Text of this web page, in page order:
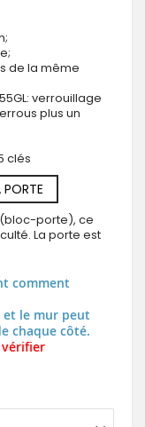
de la même
verrouillage
plus un
clés
porte), ce
La porte est
comment
et le mur peut
chaque côté.